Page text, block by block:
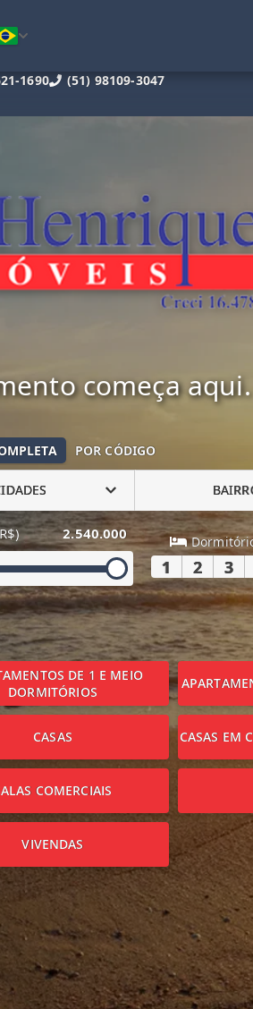
1690 (51) 98109-3047
começa aqui.
POR CÓDIGO
2.540.000
1 2 3
DE 1 E MEIO
DORMITÓRIOS
CASAS CASAS EM
COMERCIAIS
VIVENDAS